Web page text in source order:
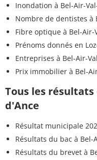
Inondation à Bel-Air-
Nombre de dentistes à
Fibre optique à Bel-Air-
Prénoms donnés en
Entreprises à Bel-Air-
Prix immobilier à Bel-
Tous les
d'Ance
Résultat municipale
Résultats du bac à Bel-
Résultats du brevet à